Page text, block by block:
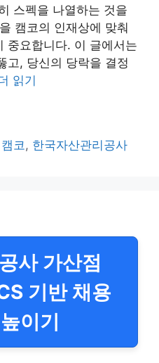
스펙을 나열하는 것을
캠코의 인재상에 맞춰
중요합니다. 이 글에서는
고, 당신의 당락을 결정
읽기
캠코 , 한국자산관리공사
사 가산점
기반 채용
이기